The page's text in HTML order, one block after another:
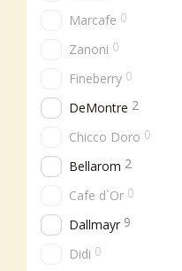
Marcafe 0
Zanoni 0
Fineberry 0
DeMontre 2
Chicco Doro 0
Bellarom 2
Cafe d`Or 0
Dallmayr 9
Didi 0